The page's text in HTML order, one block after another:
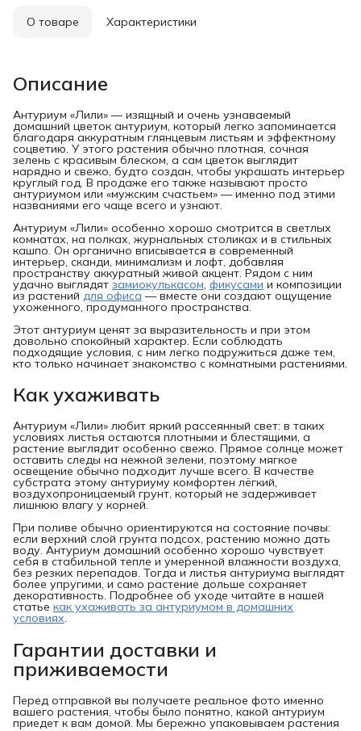
О товаре Характеристики
Описание
Антуриум «Лили» — изящный и очень узнаваемый
домашний цветок антуриум, который легко запоминается
благодаря аккуратным глянцевым листьям и эффектному
соцветию. У этого растения обычно плотная, сочная
зелень с красивым блеском, а сам цветок выглядит
нарядно и свежо, будто создан, чтобы украшать интерьер
круглый год. В продаже его также называют просто
антуриумом или «мужским счастьем» — именно под этими
названиями его чаще всего и узнают.
Антуриум «Лили» особенно хорошо смотрится в светлых
комнатах, на полках, журнальных столиках и в стильных
кашпо. Он органично вписывается в современный
интерьер, сканди, минимализм и лофт, добавляя
пространству аккуратный живой акцент. Рядом с ним
удачно выглядят замиокулькасом фикусами и композиции
из растений для офиса — вместе они создают ощущение
ухоженного, продуманного пространства.
Этот антуриум ценят за выразительность и при этом
довольно спокойный характер. Если соблюдать
подходящие условия, с ним легко подружиться даже тем,
кто только начинает знакомство с комнатными растениями.
Как ухаживать
Антуриум «Лили» любит яркий рассеянный свет: в таких
условиях листья остаются плотными и блестящими, а
растение выглядит особенно свежо. Прямое солнце может
оставить следы на нежной зелени, поэтому мягкое
освещение обычно подходит лучше всего. В качестве
субстрата этому антуриуму комфортен лёгкий,
воздухопроницаемый грунт, который не задерживает
лишнюю влагу у корней.
При поливе обычно ориентируются на состояние почвы:
если верхний слой грунта подсох, растению можно дать
воду. Антуриум домашний особенно хорошо чувствует
себя в стабильной тепле и умеренной влажности воздуха,
без резких перепадов. Тогда и листья антуриума выглядят
более упругими, и само растение дольше сохраняет
декоративность. Подробнее об уходе читайте в нашей
статье как ухаживать за антуриумом в домашних
условиях.
Гарантии доставки и
приживаемости
Перед отправкой вы получаете реальное фото именно
вашего растения, чтобы было понятно, какой антуриум
приедет к вам домой. Мы бережно упаковываем растения